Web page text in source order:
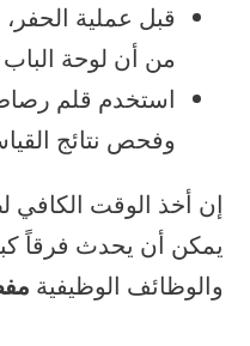
قبل عملية
من أن لوحة
استخدم قلم
وفحص نتائج
إن أخذ الوقت الكافي
يمكن أن يحدث فرقاً
والوظائف الوظيفية